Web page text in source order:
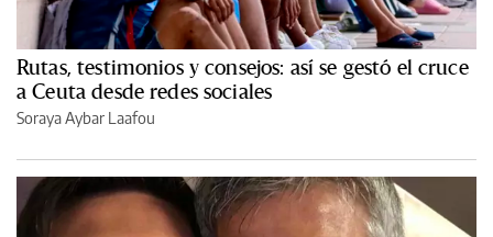
Rutas, testimonios y consejos: así se gestó el cruce
a Ceuta desde redes sociales
Soraya Aybar Laafou